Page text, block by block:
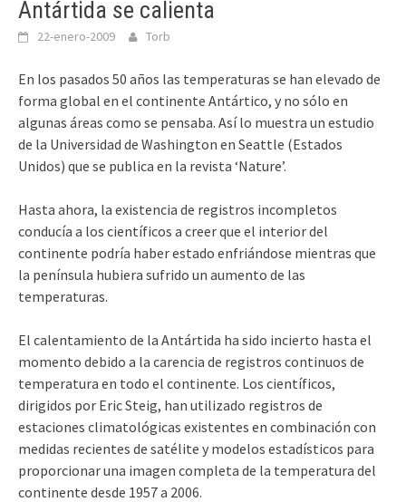
Antártida se calienta
22-enero-2009 Torb
En los pasados 50 años las temperaturas se han elevado de
forma global en el continente Antártico, y no sólo en
algunas áreas como se pensaba. Así lo muestra un estudio
de la Universidad de Washington en Seattle (Estados
Unidos) que se publica en la revista ‘Nature’.
Hasta ahora, la existencia de registros incompletos
conducía a los científicos a creer que el interior del
continente podría haber estado enfriándose mientras que
la península hubiera sufrido un aumento de las
temperaturas.
El calentamiento de la Antártida ha sido incierto hasta el
momento debido a la carencia de registros continuos de
temperatura en todo el continente. Los científicos,
dirigidos por Eric Steig, han utilizado registros de
estaciones climatológicas existentes en combinación con
medidas recientes de satélite y modelos estadísticos para
proporcionar una imagen completa de la temperatura del
continente desde 1957 a 2006.